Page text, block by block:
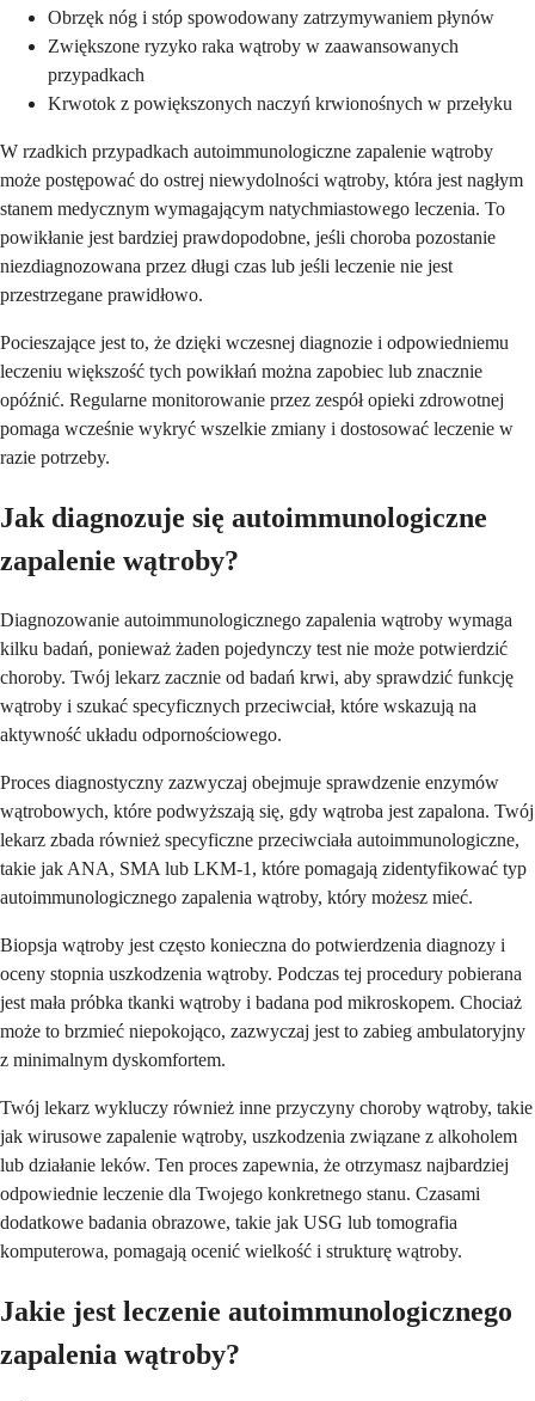
Obrzęk nóg i stóp spowodowany zatrzymywaniem płynów
Zwiększone ryzyko raka wątroby w zaawansowanych
przypadkach
Krwotok z powiększonych naczyń krwionośnych w przełyku
W rzadkich przypadkach autoimmunologiczne zapalenie wątroby
może postępować do ostrej niewydolności wątroby, która jest nagłym
stanem medycznym wymagającym natychmiastowego leczenia. To
powikłanie jest bardziej prawdopodobne, jeśli choroba pozostanie
niezdiagnozowana przez długi czas lub jeśli leczenie nie jest
przestrzegane prawidłowo.
Pocieszające jest to, że dzięki wczesnej diagnozie i odpowiedniemu
leczeniu większość tych powikłań można zapobiec lub znacznie
opóźnić. Regularne monitorowanie przez zespół opieki zdrowotnej
pomaga wcześnie wykryć wszelkie zmiany i dostosować leczenie w
razie potrzeby.
Jak diagnozuje się autoimmunologiczne
zapalenie wątroby?
Diagnozowanie autoimmunologicznego zapalenia wątroby wymaga
kilku badań, ponieważ żaden pojedynczy test nie może potwierdzić
choroby. Twój lekarz zacznie od badań krwi, aby sprawdzić funkcję
wątroby i szukać specyficznych przeciwciał, które wskazują na
aktywność układu odpornościowego.
Proces diagnostyczny zazwyczaj obejmuje sprawdzenie enzymów
wątrobowych, które podwyższają się, gdy wątroba jest zapalona. Twój
lekarz zbada również specyficzne przeciwciała autoimmunologiczne,
takie jak ANA, SMA lub LKM-1, które pomagają zidentyfikować typ
autoimmunologicznego zapalenia wątroby, który możesz mieć.
Biopsja wątroby jest często konieczna do potwierdzenia diagnozy i
oceny stopnia uszkodzenia wątroby. Podczas tej procedury pobierana
jest mała próbka tkanki wątroby i badana pod mikroskopem. Chociaż
może to brzmieć niepokojąco, zazwyczaj jest to zabieg ambulatoryjny
z minimalnym dyskomfortem.
Twój lekarz wykluczy również inne przyczyny choroby wątroby, takie
jak wirusowe zapalenie wątroby, uszkodzenia związane z alkoholem
lub działanie leków. Ten proces zapewnia, że otrzymasz najbardziej
odpowiednie leczenie dla Twojego konkretnego stanu. Czasami
dodatkowe badania obrazowe, takie jak USG lub tomografia
komputerowa, pomagają ocenić wielkość i strukturę wątroby.
Jakie jest leczenie autoimmunologicznego
zapalenia wątroby?